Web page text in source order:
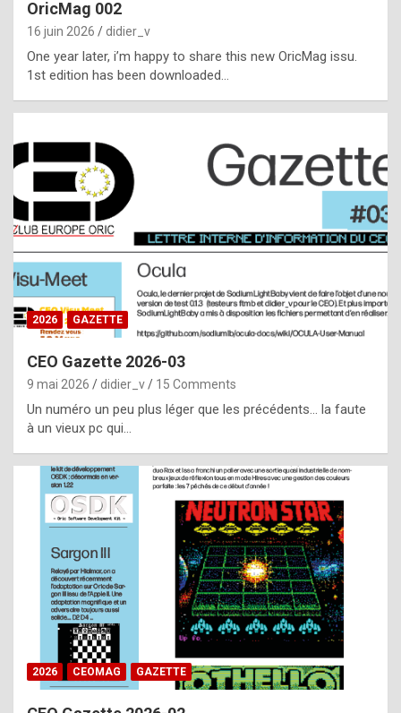
l
t
t
s
t
a
s
i
e
f
o
m
m
a
y
b
e
b
y
OricMag 002
16 juin 2026 didier_v
One year later, i’m happy to share this new OricMag issu.
1st edition has been downloaded…
2026 GAZETTE
CEO Gazette 2026-03
9 mai 2026 didier_v 15 Comments
Un numéro un peu plus léger que les précédents… la faute
à un vieux pc qui…
2026 CEOMAG GAZETTE